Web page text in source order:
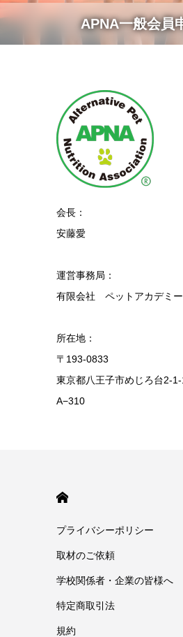
APNA一般会員
会長：
安藤愛
運営事務局：
有限会社 ペットアカデミー
所在地：
〒193-0833
東京都八王子市めじろ台2-
A−310
プライバシーポリシー
取材のご依頼
学校関係者・企業の皆様へ
特定商取引法
規約